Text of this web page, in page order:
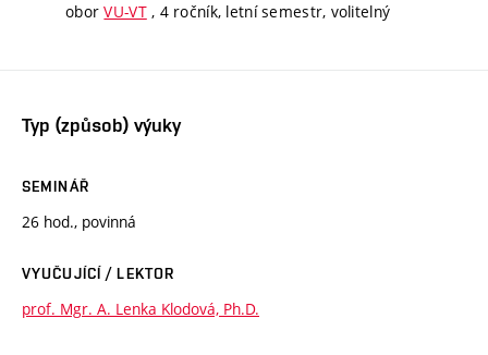
oborVU-VT, 4 ročník, letní semestr, volitelný
Typ (způsob) výuky
SEMINÁŘ
26 hod., povinná
VYUČUJÍCÍ / LEKTOR
prof. Mgr. A. Lenka Klodová, Ph.D.